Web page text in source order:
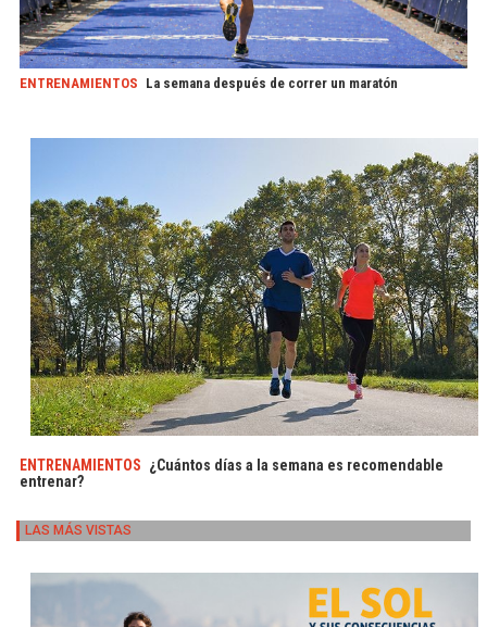
ENTRENAMIENTOS La semana después de correr un maratón
ENTRENAMIENTOS ¿Cuántos días a la semana es recomendable
entrenar?
LAS MÁS VISTAS